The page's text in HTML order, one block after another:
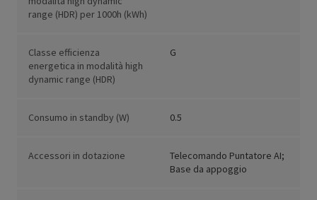
range (HDR) per 1000h (kWh)
Classe efficienza
energetica in modalità high
dynamic range (HDR)
G
Consumo in standby (W) 0.5
Accessori in dotazione
Telecomando Puntatore AI;
Base da appoggio